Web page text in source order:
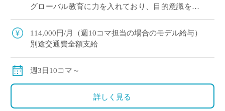
グローバル教育に力を入れており、目的意識を持
がら授業に取り組めます。 「週3日 […]
114,000円/月（週10コマ担当の場合のモデル給与）
別途交通費全額支給
週3日10コマ～
詳しく見る